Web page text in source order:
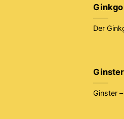
Ginkgo
Der
Ginster
Ginster